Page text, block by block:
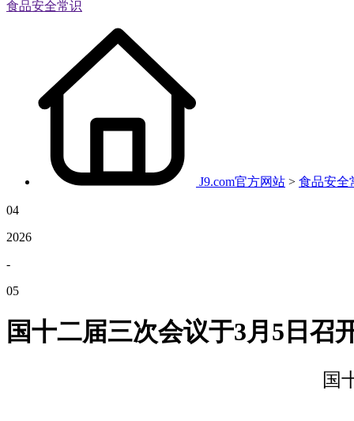
食品安全常识
J9.com官方网站 > 食品安全
04
2026
-
05
国十二届三次会议于3月5日召
国